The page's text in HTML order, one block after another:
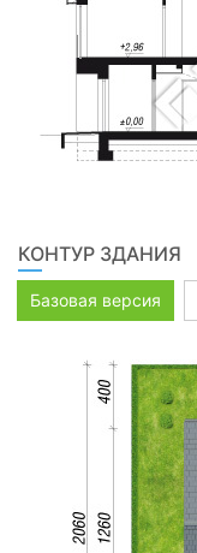
КОНТУР ЗДАНИЯ
Базовая версия